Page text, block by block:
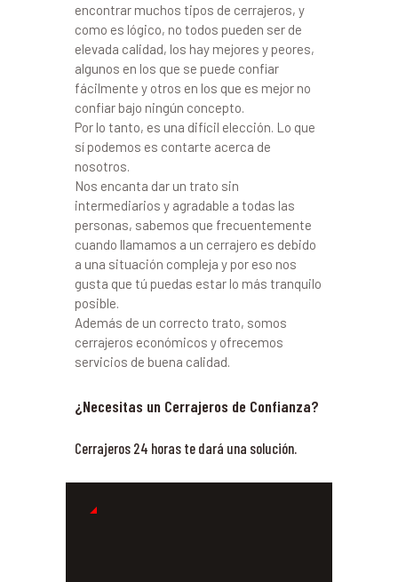
encontrar muchos tipos de cerrajeros, y
como es lógico, no todos pueden ser de
elevada calidad, los hay mejores y peores,
algunos en los que se puede confiar
fácilmente y otros en los que es mejor no
confiar bajo ningún concepto.
Por lo tanto, es una difícil elección. Lo que
sí podemos es contarte acerca de
nosotros.
Nos encanta dar un trato sin
intermediarios y agradable a todas las
personas, sabemos que frecuentemente
cuando llamamos a un cerrajero es debido
a una situación compleja y por eso nos
gusta que tú puedas estar lo más tranquilo
posible.
Además de un correcto trato, somos
cerrajeros económicos y ofrecemos
servicios de buena calidad.
¿Necesitas un Cerrajeros de Confianza?
Cerrajeros 24 horas te dará una solución.